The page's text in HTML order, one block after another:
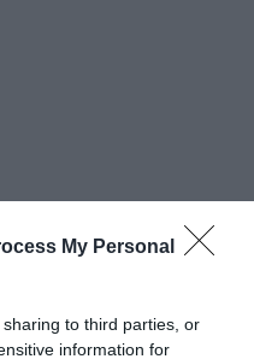
My Personal
to third parties, or
information for